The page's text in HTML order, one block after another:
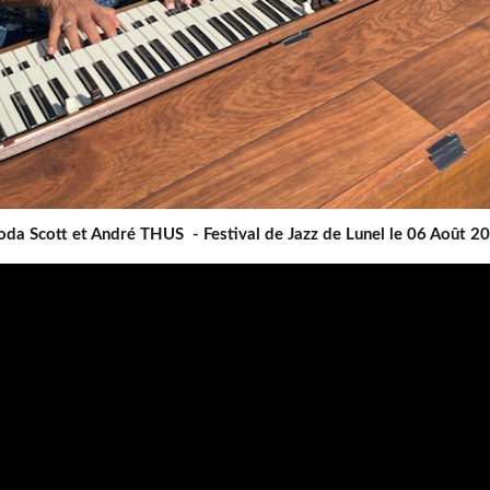
Scott et André THUS - Festival de Jazz de Lunel le 06 Août